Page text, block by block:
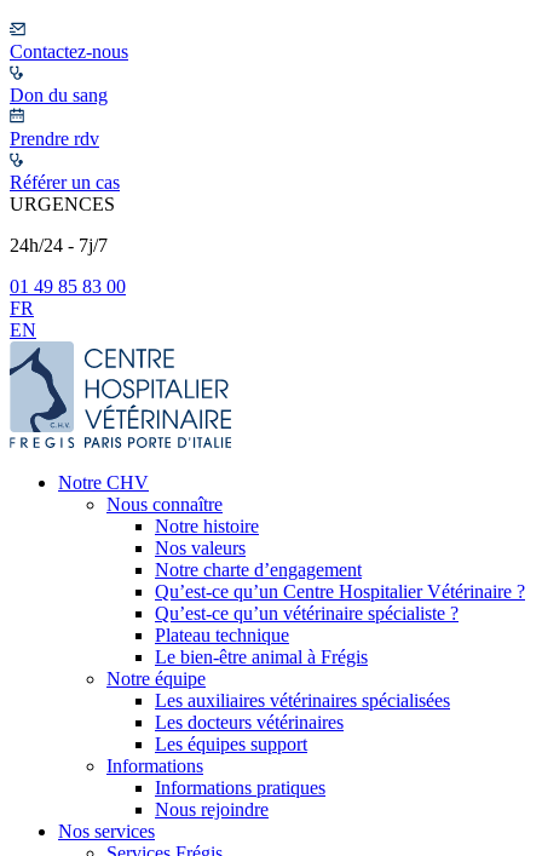
Contactez-nous
Don du sang
Prendre rdv
Référer un cas
URGENCES
24h/24 - 7j/7
01 49 85 83 00
FR
EN
Notre CHV
Nous connaître
Notre histoire
Nos valeurs
Notre charte d’engagement
Qu’est-ce qu’un Centre Hospitalier Vétérinaire ?
Qu’est-ce qu’un vétérinaire spécialiste ?
Plateau technique
Le bien-être animal à Frégis
Notre équipe
Les auxiliaires vétérinaires spécialisées
Les docteurs vétérinaires
Les équipes support
Informations
Informations pratiques
Nous rejoindre
Nos services